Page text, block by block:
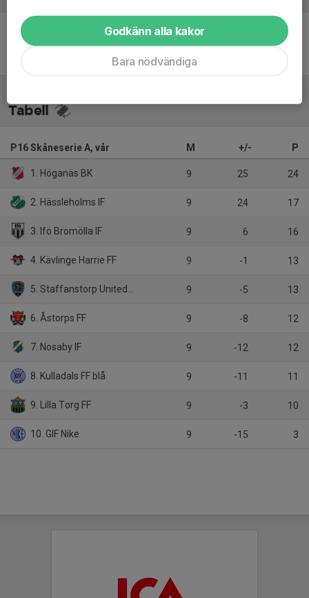
Inget referat skrivet
Tabell
P16 Skåneserie A, vår M +/- P
1. Höganäs BK 9 25 24
2. Hässleholms IF 9 24 17
3. Ifö Bromölla IF 9 6 16
4. Kävlinge Harrie FF 9 -1 13
5. Staffanstorp United FC 9 -5 13
6. Åstorps FF 9 -8 12
7. Nosaby IF 9 -12 12
8. Kulladals FF blå 9 -11 11
9. Lilla Torg FF 9 -3 10
10. GIF Nike 9 -15 3
Godkänn alla kakor
Bara nödvändiga